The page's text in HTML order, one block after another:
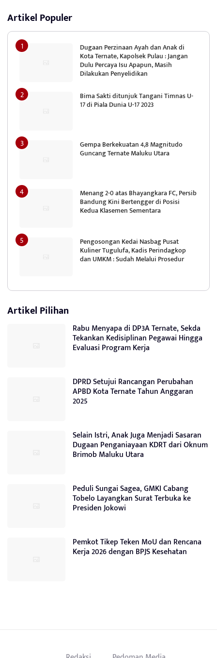
Artikel Populer
Dugaan Perzinaan Ayah dan Anak di
Kota Ternate, Kapolsek Pulau : Jangan
Dulu Percaya Isu Apapun, Masih
Dilakukan Penyelidikan
Bima Sakti ditunjuk Tangani Timnas U-
17 di Piala Dunia U-17 2023
Gempa Berkekuatan 4,8 Magnitudo
Guncang Ternate Maluku Utara
Menang 2-0 atas Bhayangkara FC, Persib
Bandung Kini Bertengger di Posisi
Kedua Klasemen Sementara
Pengosongan Kedai Nasbag Pusat
Kuliner Tugulufa, Kadis Perindagkop
dan UMKM : Sudah Melalui Prosedur
Artikel Pilihan
Rabu Menyapa di DP3A Ternate, Sekda
Tekankan Kedisiplinan Pegawai Hingga
Evaluasi Program Kerja
DPRD Setujui Rancangan Perubahan
APBD Kota Ternate Tahun Anggaran
2025
Selain Istri, Anak Juga Menjadi Sasaran
Dugaan Penganiayaan KDRT dari Oknum
Brimob Maluku Utara
Peduli Sungai Sagea, GMKI Cabang
Tobelo Layangkan Surat Terbuka ke
Presiden Jokowi
Pemkot Tikep Teken MoU dan Rencana
Kerja 2026 dengan BPJS Kesehatan